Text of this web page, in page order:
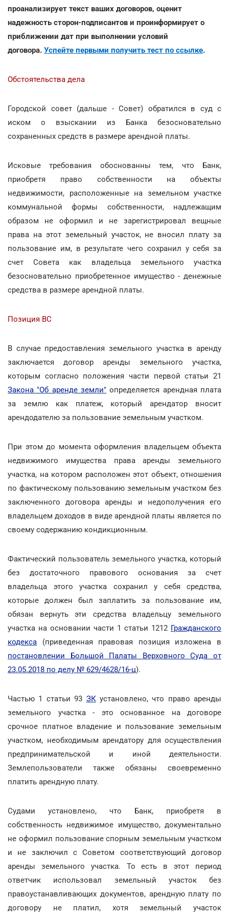
проанализирует текст ваших договоров, оценит
надежность сторон-подписантов и проинформирует о
приближении дат при выполнении условий
договора. Успейте первыми получить тест по ссылке.
Обстоятельства дела
Городской совет (дальше - Совет) обратился в суд с
иском о взыскании из Банка безосновательно
сохраненных средств в размере арендной платы.
Исковые требования обоснованны тем, что Банк,
приобретя право собственности на объекты
недвижимости, расположенные на земельном участке
коммунальной формы собственности, надлежащим
образом не оформил и не зарегистрировал вещные
права на этот земельный участок, не вносил плату за
пользование им, в результате чего сохранил у себя за
счет Совета как владельца земельного участка
безосновательно приобретенное имущество - денежные
средства в размере арендной платы.
Позиция ВС
В случае предоставления земельного участка в аренду
заключается договор аренды земельного участка,
которым согласно положения части первой статьи 21
Закона "Об аренде земли" определяется арендная плата
за землю как платеж, который арендатор вносит
арендодателю за пользование земельным участком.
При этом до момента оформления владельцем объекта
недвижимого имущества права аренды земельного
участка, на котором расположен этот объект, отношения
по фактическому пользованию земельным участком без
заключенного договора аренды и недополучения его
владельцем доходов в виде арендной платы является по
своему содержанию кондикционным.
Фактический пользователь земельного участка, который
без достаточного правового основания за счет
владельца этого участка сохранил у себя средства,
которые должен был заплатить за пользование им,
обязан вернуть эти средства владельцу земельного
участка на основании части 1 статьи 1212 Гражданского
кодекса (приведенная правовая позиция изложена в
постановлении Большой Палаты Верховного Суда от
23.05.2018 по делу № 629/4628/16-ц).
Частью 1 статьи 93 ЗКустановлено, что право аренды
земельного участка - это основанное на договоре
срочное платное владение и пользование земельным
участком, необходимым арендатору для осуществления
предпринимательской и иной деятельности.
Землепользователи также обязаны своевременно
платить арендную плату.
Судами установлено, что Банк, приобретя в
собственность недвижимое имущество, документально
не оформил пользование спорным земельным участком
и не заключил с Советом соответствующий договор
аренды земельного участка. То есть в этот период
ответчик использовал земельный участок без
правоустанавливающих документов, арендную плату по
договору не платил, хотя земельный участок